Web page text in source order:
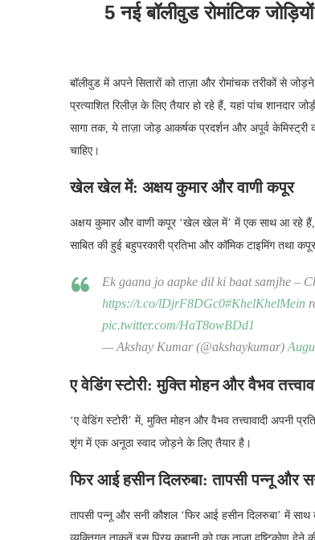
5 नई बॉलीवुड रोमांटिक
बॉलीवुड में अपने सितारों को ताज़ा और रोमांचक तरीकों से
प्रत्याशित रिलीज़ के लिए तैयार हो रहे हैं, यहां पांच शानदार
सागा तक, ये ताज़ा जोड़ आकर्षक प्रदर्शन और अपूर्व
चाहिए।
खेल खेल में: अक्षय कुमार और वाणी कपूर
अक्षय कुमार और वाणी कपूर ‘खेल खेल में’ में एक साथ आ रहे हैं,
साबित की हुई बहुपरकारी प्रतिभा और कॉमिक टाइमिंग तथा
Ek gaana jo aapke dil ki baat samjhe –
https://t.co/lDjrF8DGc0#KhelKhelMein
pic.twitter.com/HaT8owBDd1
— Akshay Kumar (@akshaykumar)
ए वेडिंग स्टोरी: मुक्ति मोहन और वैभव
‘ए वेडिंग स्टोरी’ में, मुक्ति मोहन और वैभव तत्त्वावादी अपनी
शृंग में एक अनूठा स्वाद जोड़ने के लिए तैयार है।
फिर आई हसीन दिलरुबा: तापसी पन्नू और
तापसी पन्नू और सनी कौशल ‘फिर आई हसीन दिलरुबा’ में